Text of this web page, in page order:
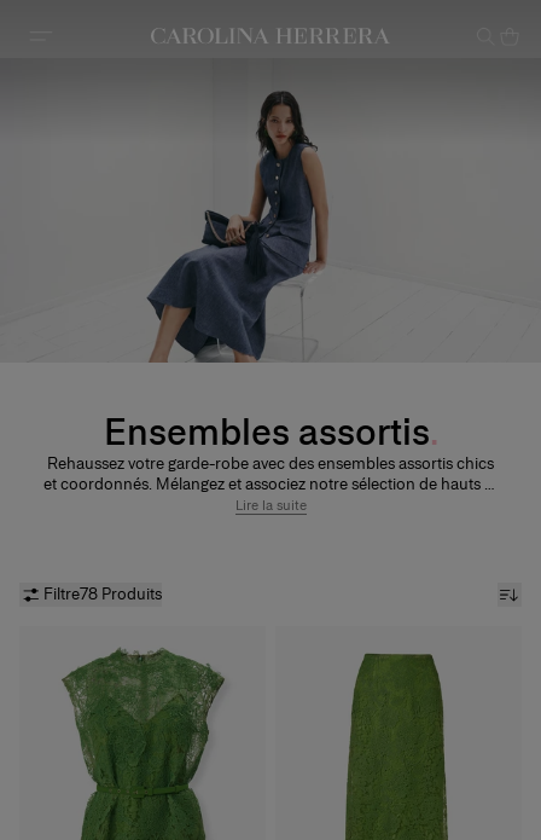
Avis d'accessibilité (lien)
Ensembles assortis
Rehaussez votre garde-robe avec des ensembles assortis chics
et coordonnés. Mélangez et associez notre sélection de hauts et
de bas pour un style sans effort et trouvez l'ensemble parfait
Lire la suite
Filtre78 Produits